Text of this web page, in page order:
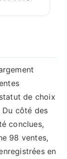
de choix
côté des
conclues,
98 ventes,
en